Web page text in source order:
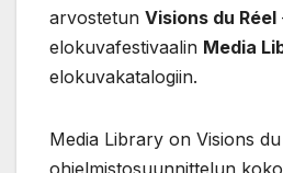
arvostetun Visions du Réel
elokuvafestivaalin Media
elokuvakatalogiin.
Media Library on Visions
ohjelmistosuunnittelun